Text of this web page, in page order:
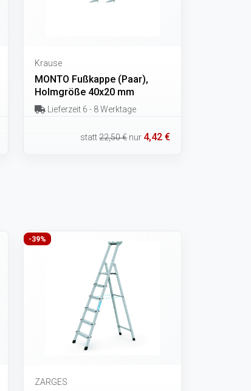
Krause
MONTO Fußkappe (Paar),
Holmgröße 40x20 mm
Lieferzeit 6 - 8 Werktage
statt22,50 € nur 4,42 €
-39%
ZARGES